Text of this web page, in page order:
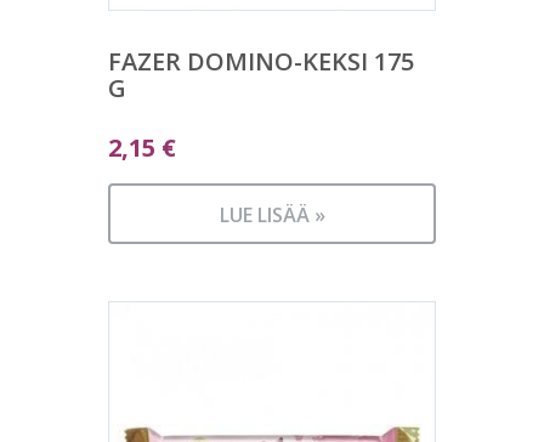
FAZER DOMINO-KEKSI 175
G
2,15 €
LUE LISÄÄ »